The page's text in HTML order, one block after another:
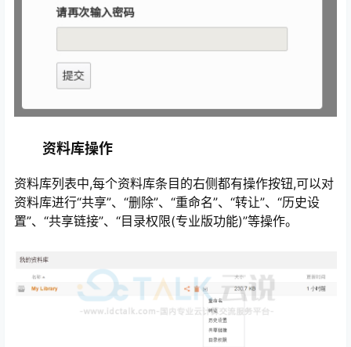
资料库操作
资料库列表中,每个资料库条目的右侧都有操作按钮,可以对
资料库进行“共享”、“删除”、“重命名”、“转让”、“历史设
置”、“共享链接”、“目录权限(专业版功能)”等操作。